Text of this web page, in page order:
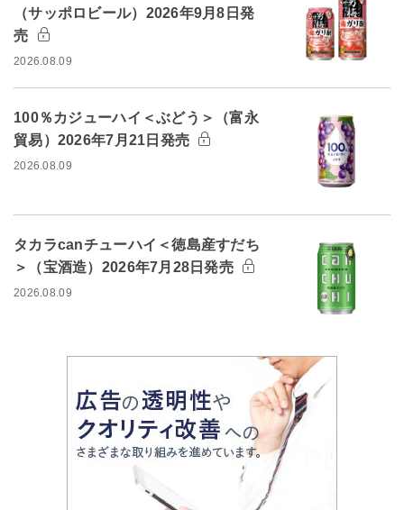
（サッポロビール）2026年9月8日発
売
2026.08.09
100％カジューハイ＜ぶどう＞（富永
貿易）2026年7月21日発売
2026.08.09
タカラcanチューハイ＜徳島産すだち
＞（宝酒造）2026年7月28日発売
2026.08.09